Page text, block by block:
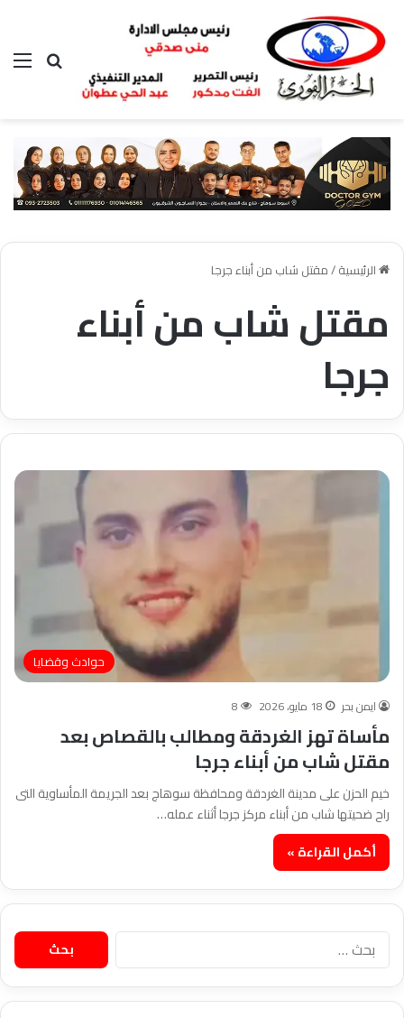
بحث عن
الرئيسية/مقتل شاب من أبناء جرجا
مقتل شاب من أبناء
جرجا
حوادث وقضايا
ايمن بحر 18 مايو، 2026 8
مأساة تهز الغردقة ومطالب بالقصاص بعد
مقتل شاب من أبناء جرجا
خيم الحزن على مدينة الغردقة ومحافظة سوهاج بعد الجريمة المأساوية التى
راح ضحيتها شاب من أبناء مركز جرجا أثناء عمله…
أكمل القراءة »
البحث
عن: